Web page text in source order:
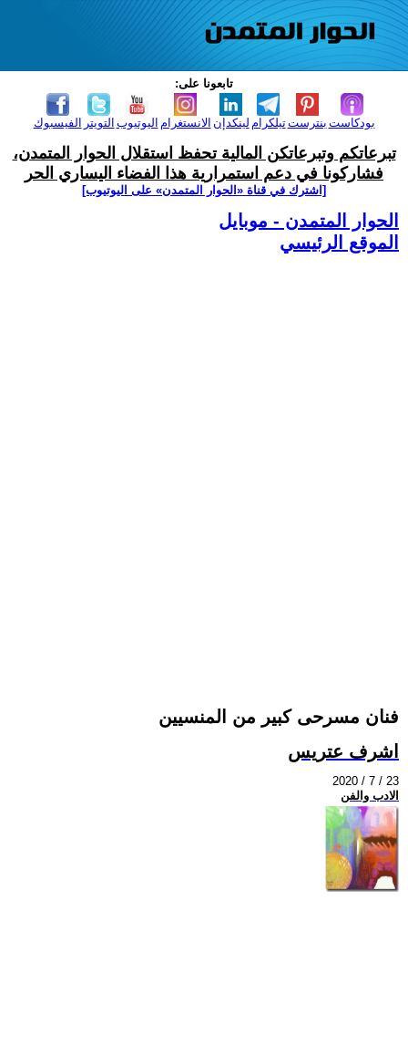
تابعونا على:
الفيسبوك التويتر اليوتيوب الانستغرام لينكدإن تيلكرامبنترست بودكاست
تبرعاتكم وتبرعاتكن المالية تحفظ استقلال الحوار المتمدن،
فشاركونا في دعم استمرارية هذا الفضاء اليساري الحر
[اشترك في قناة ‫«الحوار المتمدن» على اليوتيوب]
الحوار المتمدن - موبايل
الموقع الرئيسي
فنان مسرحى كبير من المنسيين
اشرف عتريس
2020 / 7 / 23
الادب والفن